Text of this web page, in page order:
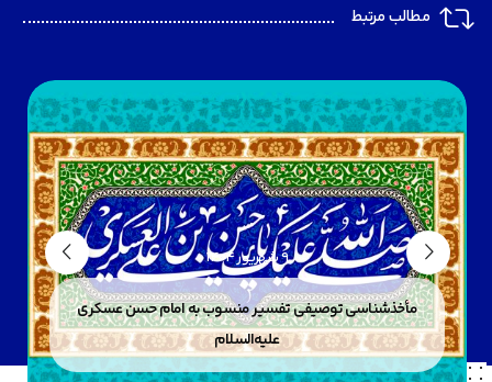
مطالب مرتبط
9 شهریور 1404
مأخذشناسی توصیفی تفسیر منسوب به امام حسن عسکری
علیه‌السلام